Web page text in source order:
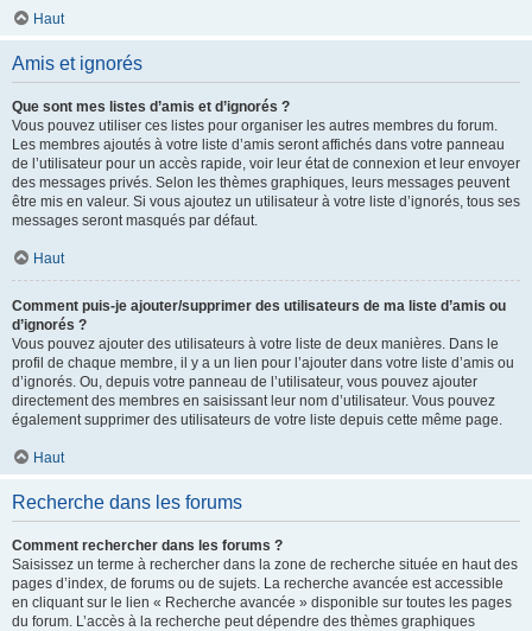
Haut
Amis et ignorés
Que sont mes listes d’amis et d’ignorés ?
Vous pouvez utiliser ces listes pour organiser les autres membres du forum.
Les membres ajoutés à votre liste d’amis seront affichés dans votre panneau
de l’utilisateur pour un accès rapide, voir leur état de connexion et leur envoyer
des messages privés. Selon les thèmes graphiques, leurs messages peuvent
être mis en valeur. Si vous ajoutez un utilisateur à votre liste d’ignorés, tous ses
messages seront masqués par défaut.
Haut
Comment puis-je ajouter/supprimer des utilisateurs de ma liste d’amis ou
d’ignorés ?
Vous pouvez ajouter des utilisateurs à votre liste de deux manières. Dans le
profil de chaque membre, il y a un lien pour l’ajouter dans votre liste d’amis ou
d’ignorés. Ou, depuis votre panneau de l’utilisateur, vous pouvez ajouter
directement des membres en saisissant leur nom d’utilisateur. Vous pouvez
également supprimer des utilisateurs de votre liste depuis cette même page.
Haut
Recherche dans les forums
Comment rechercher dans les forums ?
Saisissez un terme à rechercher dans la zone de recherche située en haut des
pages d’index, de forums ou de sujets. La recherche avancée est accessible
en cliquant sur le lien « Recherche avancée » disponible sur toutes les pages
du forum. L’accès à la recherche peut dépendre des thèmes graphiques